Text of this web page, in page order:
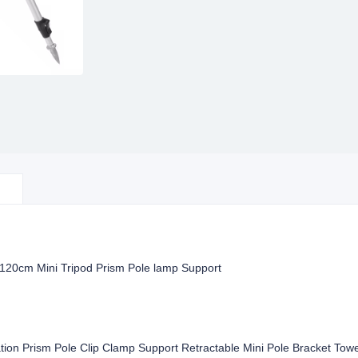
Mini Tripod Prism Pole lamp Support
Prism Pole Clip Clamp Support Retractable Mini Pole Bracket